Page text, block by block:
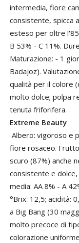
intermedia, fiore
consistente, spicca
esteso per oltre
B 53% - C 11%.
Maturazione: - 1
Badajoz).
qualità per il colore
molto dolce; polpa
tenuta friforifera.
Extreme Beauty
Albero: vigoroso e
fiore rosaceo.
scuro (87%) anche
consistente e
media: AA 8% - A
°Brix: 12,5; acidità:
a Big Bang (30
molto precoce di
colorazione